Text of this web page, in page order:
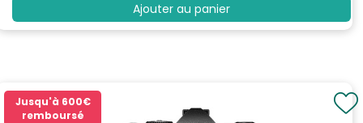
Ajouter au panier
Jusqu'à 600€
remboursé